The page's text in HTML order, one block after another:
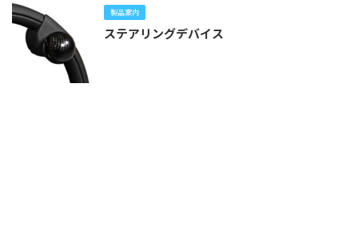
製品案内
ステアリングデバイス